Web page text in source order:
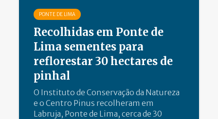
PONTE DE LIMA
Recolhidas em Ponte de
Lima sementes para
reflorestar 30 hectares de
pinhal
O Instituto de Conservação da Natureza
e o Centro Pinus recolheram em
Labruja, Ponte de Lima, cerca de 30